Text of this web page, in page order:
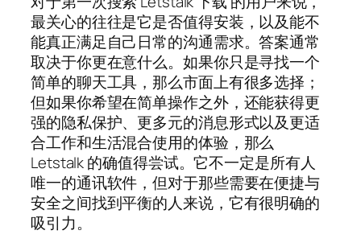
最关心的往往是它是否值得安装，以及能不
能真正满足自己日常的沟通需求。答案通常
取决于你更在意什么。如果你只是寻找一个
简单的聊天工具，那么市面上有很多选择；
但如果你希望在简单操作之外，还能获得更
强的隐私保护、更多元的消息形式以及更适
合工作和生活混合使用的体验，那么
Letstalk 的确值得尝试。它不一定是所有人
唯一的通讯软件，但对于那些需要在便捷与
安全之间找到平衡的人来说，它有很明确的
吸引力。